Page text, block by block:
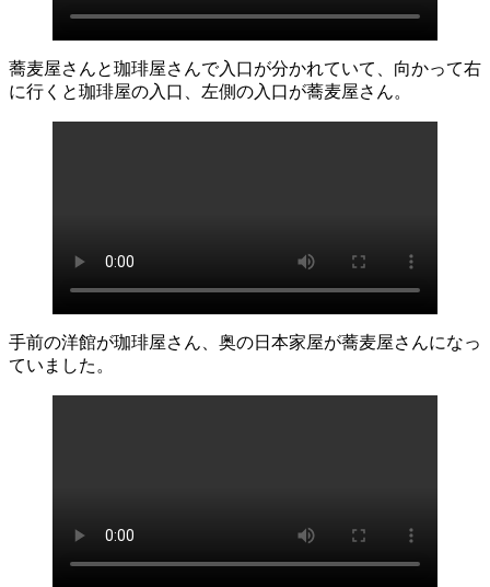
蕎麦屋さんと珈琲屋さんで入口が分かれていて、向かって右
に行くと珈琲屋の入口、左側の入口が蕎麦屋さん。
手前の洋館が珈琲屋さん、奥の日本家屋が蕎麦屋さんになっ
ていました。